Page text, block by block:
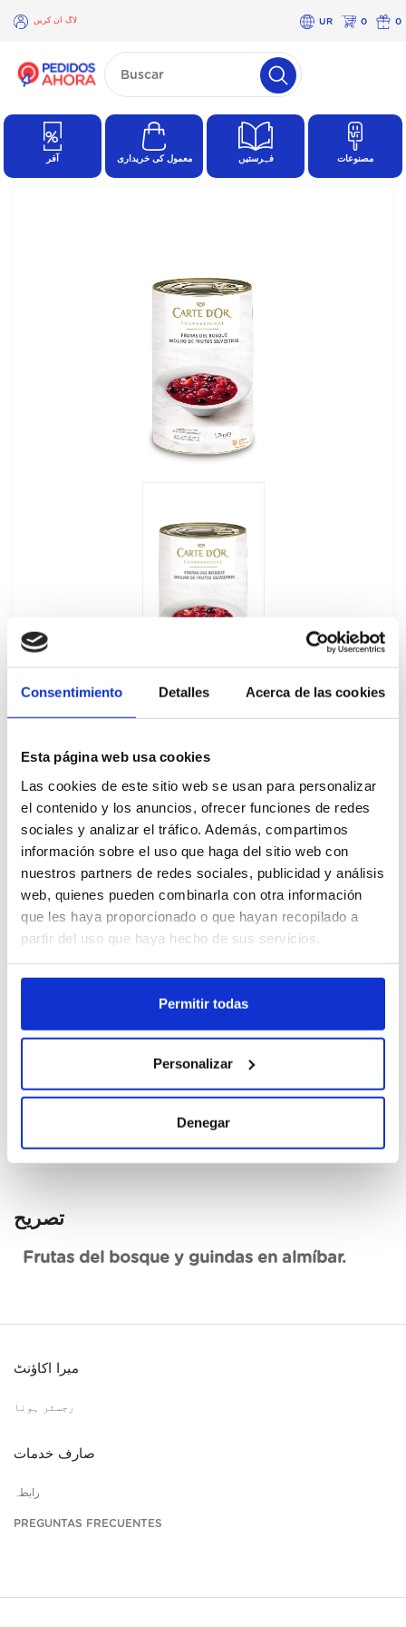
Consentimiento Detalles Acerca de las cookies
Esta página web usa cookies
Las cookies de este sitio web se usan para personalizar
el contenido y los anuncios, ofrecer funciones de redes
sociales y analizar el tráfico. Además, compartimos
información sobre el uso que haga del sitio web con
nuestros partners de redes sociales, publicidad y análisis
web, quienes pueden combinarla con otra información
que les haya proporcionado o que hayan recopilado a
partir del uso que haya hecho de sus servicios.
Permitir todas
Personalizar
Denegar
لاگ ان کریں UR 0 0
×
لاگ
کریں
آفر معمول کی خریداری فہرستیں مصنوعات
Lata de Frutas del Bosque Carte d'Or
1,7KG
387275
Cajas
Kilos
عدم دستیاب، ابھی فرمائش کریں
ڈیٹا شیٹ دیکھیں
تصریح
Frutas del bosque y guindas en almíbar.
میرا اکاؤنٹ
رجسٹر ہونا
صارف خدمات
رابطہ
PREGUNTAS FRECUENTES